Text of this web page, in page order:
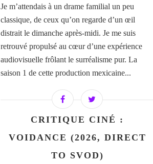
Je m’attendais à un drame familial un peu
classique, de ceux qu’on regarde d’un œil
distrait le dimanche après-midi. Je me suis
retrouvé propulsé au cœur d’une expérience
audiovisuelle frôlant le surréalisme pur. La
saison 1 de cette production mexicaine...
CRITIQUE CINÉ :
VOIDANCE (2026, DIRECT
TO SVOD)